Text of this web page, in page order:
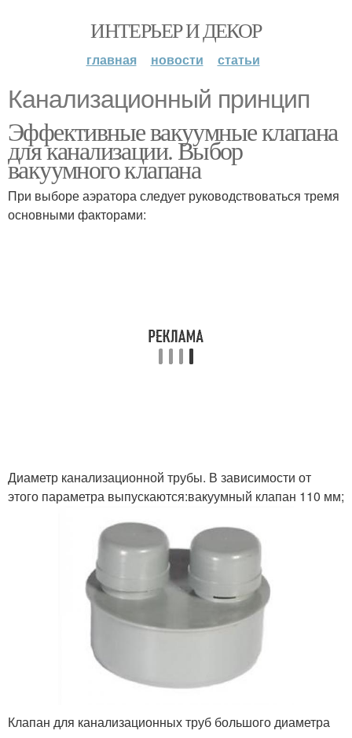
ИНТЕРЬЕР И ДЕКОР
главная новости статьи
Канализационный принцип
Эффективные вакуумные клапана
для канализации. Выбор
вакуумного клапана
При выборе аэратора следует руководствоваться тремя
основными факторами:
Диаметр канализационной трубы. В зависимости от
этого параметра выпускаются:вакуумный клапан 110 мм;
Клапан для канализационных труб большого диаметра